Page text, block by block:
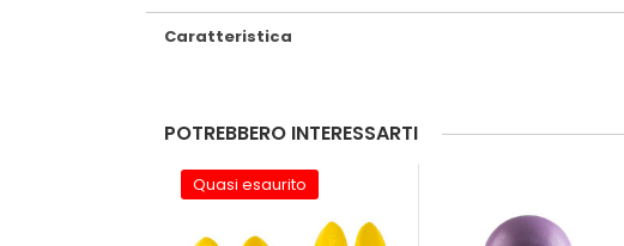
Caratteristica
POTREBBERO INTERESSARTI
Quasi esaurito